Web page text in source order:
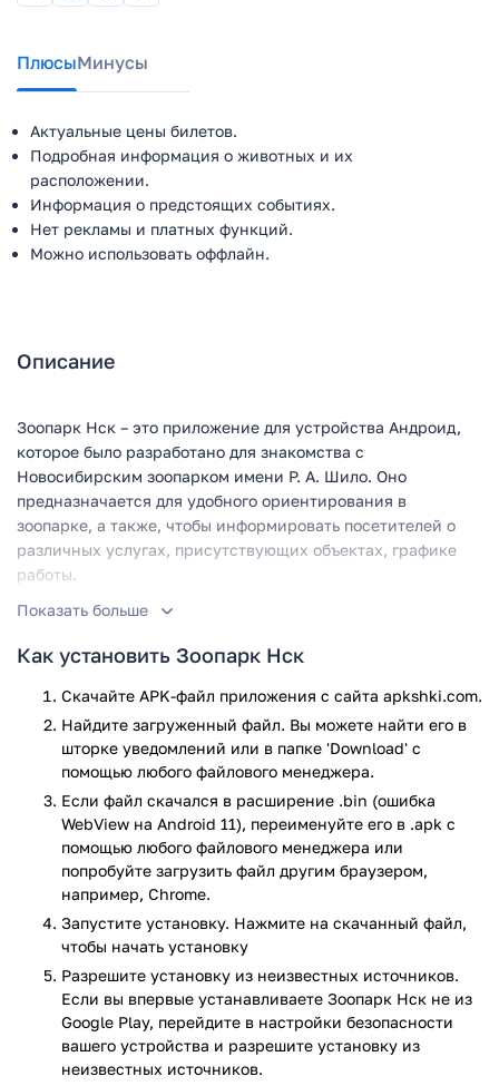
ПлюсыМинусы
Актуальные цены билетов.
Подробная информация о животных и их
расположении.
Информация о предстоящих событиях.
Нет рекламы и платных функций.
Можно использовать оффлайн.
Описание
Зоопарк Нск – это приложение для устройства Андроид,
которое было разработано для знакомства с
Новосибирским зоопарком имени Р. А. Шило. Оно
предназначается для удобного ориентирования в
зоопарке, а также, чтобы информировать посетителей о
различных услугах, присутствующих объектах, графике
работы.
Данное приложение поможет сделать своё посещение
долгое время. С помощью приложения можно увидеть
огромное количество животных, собранных со всего мира.
Возможности приложения
С помощью данного приложения можно удобно
спланировать свой маршрут по зоопарку, зависимо
от своего местоположения.
Возможность искать животных на карте по их
названиям, которые включают даже различные
клички животных.
Возможность искать различные объекты, которые
находятся в зоопарке.
Ознакомиться с текущей стоимостью билетов, а
также узнать самую свежую информацию о
различных услугах на территории зоопарка.
Ознакомиться с количеством различных видов
животных и птиц, которые на данный момент
Показать больше
Как установить Зоопарк Нск
Скачайте APK-файл приложения с сайта apkshki.com.
Найдите загруженный файл. Вы можете найти его в
шторке уведомлений или в папке 'Download' с
помощью любого файлового менеджера.
Если файл скачался в расширение .bin (ошибка
WebView на Android 11), переименуйте его в .apk с
помощью любого файлового менеджера или
попробуйте загрузить файл другим браузером,
например, Chrome.
Запустите установку. Нажмите на скачанный файл,
чтобы начать установку
Разрешите установку из неизвестных источников.
Если вы впервые устанавливаете Зоопарк Нск не из
Google Play, перейдите в настройки безопасности
вашего устройства и разрешите установку из
неизвестных источников.